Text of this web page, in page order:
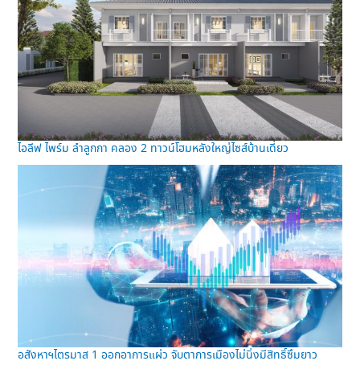
ไอลีฟ ไพร์ม ลำลูกกา คลอง 2 ทาวน์โฮมหลังใหญ่ไซส์บ้านเดี่ยว
อสังหาฯไตรมาส 1 ออกอาการแผ่ว จับตาการเมืองไม่นิ่งมีสิทธิ์ซึมยาว